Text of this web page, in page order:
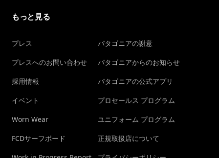
もっと見る
プレス
プレスへのお問い合わせ
採用情報
イベント
Worn Wear
FCDサーフボード
パタゴニアの謝意
パタゴニアからのお知らせ
パタゴニアの公式アプリ
プロセールス プログラム
ユニフォーム プログラム
正規取扱店について